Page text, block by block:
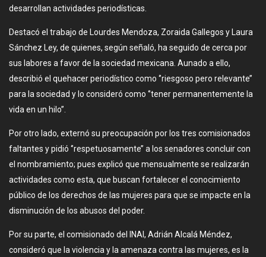
desarrollan actividades periodísticas.
Destacó el trabajo de Lourdes Mendoza, Zoraida Gallegos y Laura
Sánchez Ley, de quienes, según señaló, ha seguido de cerca por
sus labores a favor de la sociedad mexicana. Aunado a ello,
describió el quehacer periodístico como ‘’riesgoso pero relevante’’
para la sociedad y lo consideró como ‘’tener permanentemente la
vida en un hilo’’.
Por otro lado, externó su preocupación por los tres comisionados
faltantes y pidió ‘’respetuosamente’’ a los senadores concluir con
el nombramiento; pues explicó que mensualmente se realizarán
actividades como esta, que buscan fortalecer el conocimiento
público de los derechos de las mujeres para que se impacte en la
disminución de los abusos del poder.
Por su parte, el comisionado del INAI, Adrián Alcalá Méndez,
consideró que la violencia y la amenaza contra las mujeres, es la